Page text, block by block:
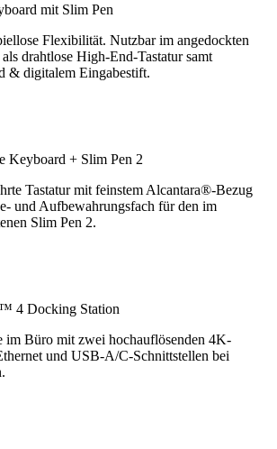
mit Slim Pen
Flexibilität. Nutzbar im angedockten
drahtlose High-End-Tastatur samt
& digitalem Eingabestift.
Keyboard + Slim Pen 2
Tastatur mit feinstem Alcantara®-Bezug
und Aufbewahrungsfach für den im
Slim Pen 2.
4 Docking Station
im Büro mit zwei hochauflösenden 4K-
und USB-A/C-Schnittstellen bei